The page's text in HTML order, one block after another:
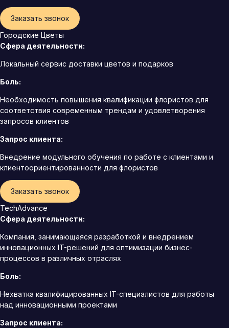
Заказать звонок
Городские Цветы
Сфера деятельности:
Локальный сервис доставки цветов и подарков
Боль:
Необходимость повышения квалификации флористов для
соответствия современным трендам и удовлетворения
запросов клиентов
Запрос клиента:
Внедрение модульного обучения по работе с клиентами и
клиентоориентированности для флористов
Заказать звонок
TechAdvance
Сфера деятельности:
Компания, занимающаяся разработкой и внедрением
инновационных IT-решений для оптимизации бизнес-
процессов в различных отраслях
Боль:
Нехватка квалифицированных IT-специалистов для работы
над инновационными проектами
Запрос клиента: